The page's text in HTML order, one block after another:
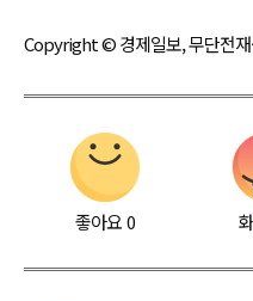
Copyright © 경제일보, 무단전재
좋아요0